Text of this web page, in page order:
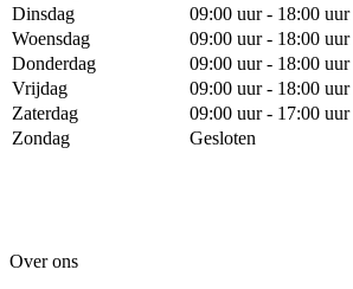
Dinsdag
09:00 uur - 18:00 uur
Woensdag
09:00 uur - 18:00 uur
Donderdag
09:00 uur - 18:00 uur
Vrijdag
09:00 uur - 18:00 uur
Zaterdag
09:00 uur - 17:00 uur
Zondag
Gesloten
Over ons